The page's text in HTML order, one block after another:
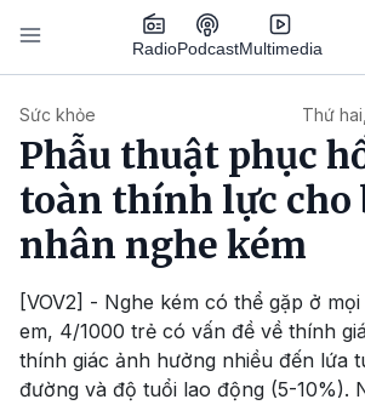
Nhảy đến nội dung
RadioPodcastMultimedia
Sức khỏe Thứ
Phẫu thuật phục
toàn thính lực cho
nhân nghe kém
[VOV2] - Nghe kém có thể gặp ở
em, 4/1000 trẻ có vấn đề về thính
thính giác ảnh hưởng nhiều đến lứa
đường và độ tuổi lao động (5-10%).